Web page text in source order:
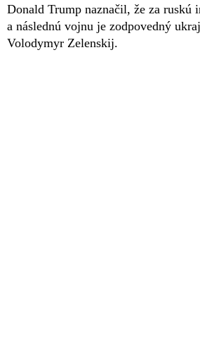
Donald Trump naznačil, že za ruskú
a následnú vojnu je zodpovedný
Volodymyr Zelenskij.